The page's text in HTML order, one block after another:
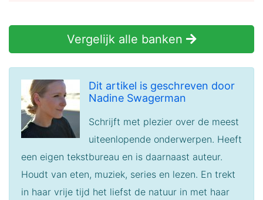
Vergelijk alle banken
Dit artikel is geschreven door
Nadine Swagerman
Schrijft met plezier over de meest
uiteenlopende onderwerpen. Heeft
een eigen tekstbureau en is daarnaast auteur.
Houdt van eten, muziek, series en lezen. En trekt
in haar vrije tijd het liefst de natuur in met haar